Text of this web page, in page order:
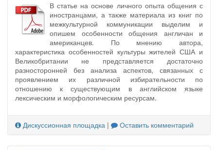
В статье на основе личного опыта общения с
иностранцами, а также материала из книг по
межкультурной коммуникации выделим и
опишем особенности общения англичан и
американцев. По мнению автора,
характеристика особенностей культуры жителей США и
Великобритании не представляется достаточно
разносторонней без анализа аспектов, связанных с
проявлением их различной избирательности по
отношению к существующим в английском языке
лексическим и морфологическим ресурсам.
Дискуссионная площадка | Оставить комментарий